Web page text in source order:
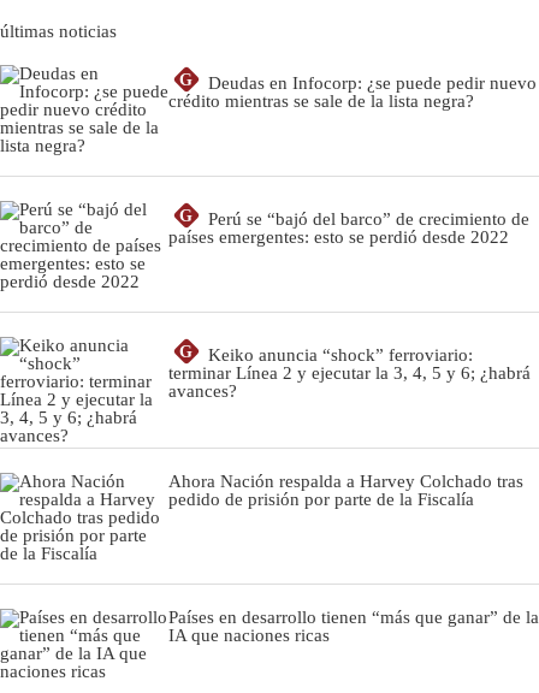
últimas noticias
G
Deudas en Infocorp: ¿se puede pedir nuevo
crédito mientras se sale de la lista negra?
G
Perú se “bajó del barco” de crecimiento de
países emergentes: esto se perdió desde 2022
G
Keiko anuncia “shock” ferroviario:
terminar Línea 2 y ejecutar la 3, 4, 5 y 6; ¿habrá
avances?
Ahora Nación respalda a Harvey Colchado tras
pedido de prisión por parte de la Fiscalía
Países en desarrollo tienen “más que ganar” de la
IA que naciones ricas